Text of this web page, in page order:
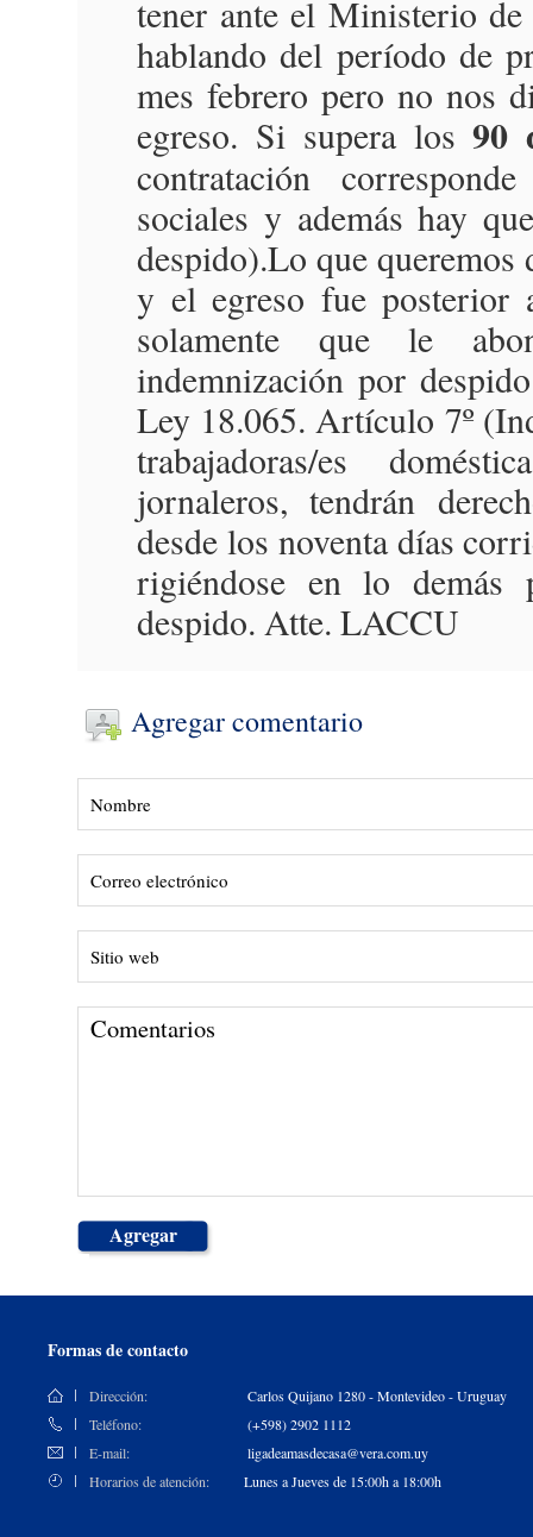
tener ante el Ministerio de
hablando del período de
mes febrero pero no nos
egreso. Si supera los90
contratación
sociales y además hay
despido).Lo que
y el egreso fue posterior
solamente que le
indemnización por
Ley 18.065. Artículo 7º
trabajadoras/es
jornaleros, tendrán
desde los noventa días
rigiéndose en lo demás
despido. Atte. LACCU
Agregar comentario
Agregar
Formas de contacto
Dirección:
Carlos Quijano 1280 - Montevideo - Uruguay
Teléfono:
(+598) 2902 1112
E-mail:
ligadeamasdecasa@vera.com.uy
Horarios de atención:
Lunes a Jueves de 15:00h a 18:00h